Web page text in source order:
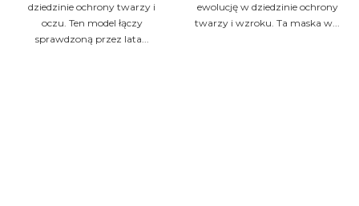
dziedzinie ochrony twarzy i
oczu. Ten model łączy
sprawdzoną przez lata...
ewolucję w dziedzinie ochrony
twarzy i wzroku. Ta maska w...